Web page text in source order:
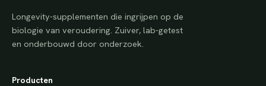
Longevity-supplementen die ingrijpen op de
biologie van veroudering. Zuiver, lab-getest
en onderbouwd door onderzoek.
Producten